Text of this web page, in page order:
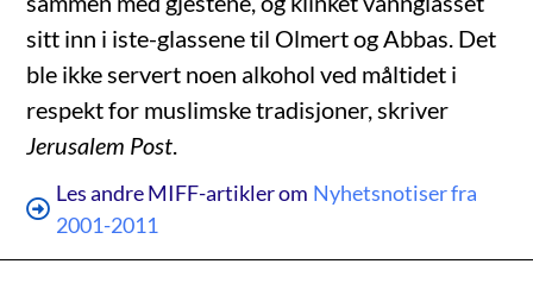
sitt inn i iste-glassene til Olmert og Abbas. Det
ble ikke servert noen alkohol ved måltidet i
respekt for muslimske tradisjoner, skriver
Jerusalem Post.
Les andre MIFF-artikler om Nyhetsnotiser fra
2001-2011